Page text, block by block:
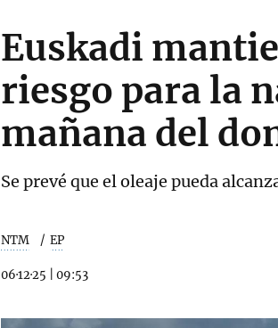
Euskadi
riesgo para la
mañana del
Se prevé que el oleaje pueda
NTM EP
06·12·25 09:53